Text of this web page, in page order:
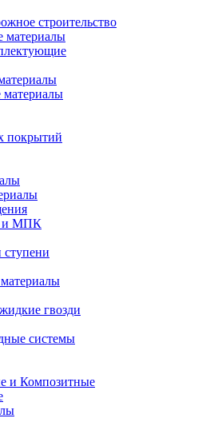
строительство
материалы
материалы
покрытий
и МПК
ступени
гвозди
системы
и Композитные